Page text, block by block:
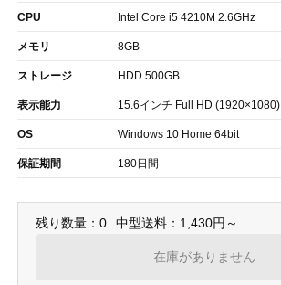
CPU Intel Core i5 4210M 2.6GHz
メモリ 8GB
ストレージ HDD 500GB
表示能力 15.6インチ Full HD (1920×1080)
OS Windows 10 Home 64bit
保証期間 180日間
残り数量：0 中型送料：1,430円～
在庫がありません